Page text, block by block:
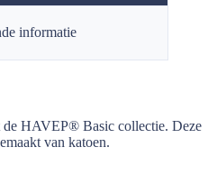
informatie
HAVEP® Basic collectie. Deze
van katoen.